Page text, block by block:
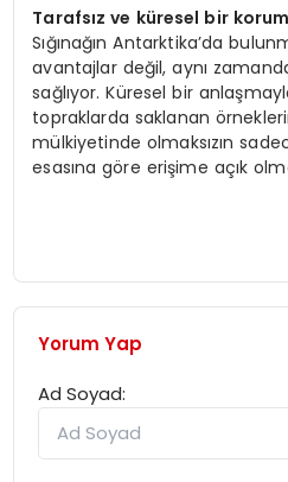
Tarafsız ve küresel bir
Sığınağın Antarktika’da
avantajlar değil, aynı
sağlıyor. Küresel bir
topraklarda saklanan
mülkiyetinde olmaksızın
esasına göre erişime açık
Yorum Yap
Ad Soyad: